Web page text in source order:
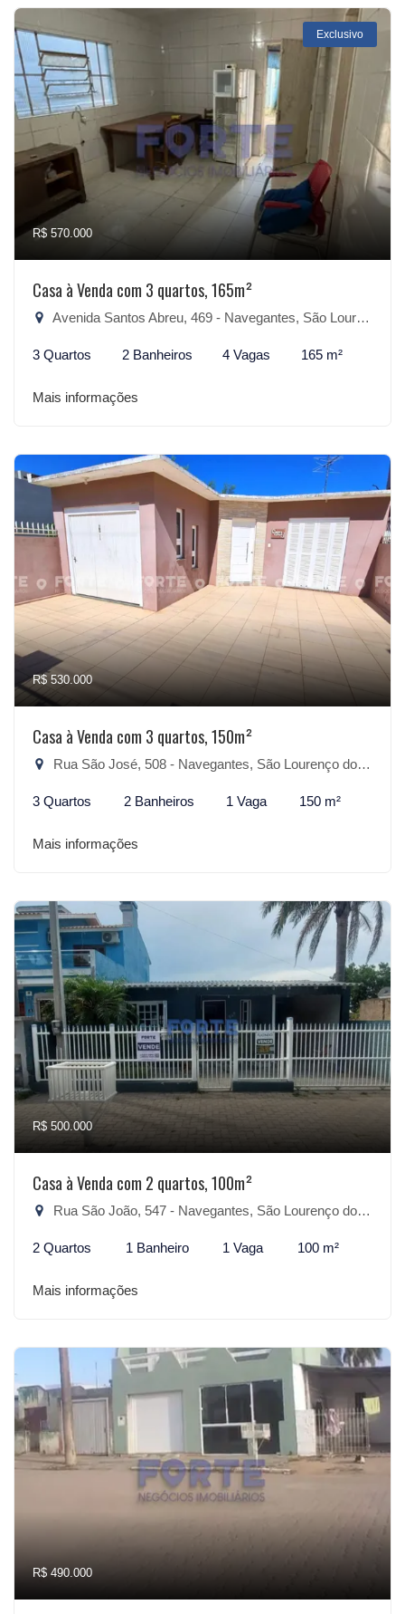
Exclusivo
R$ 570.000
Casa à Venda com 3 quartos, 165m²
Avenida Santos Abreu, 469 - Navegantes, São Lourenço do Sul-RS
3 Quartos 2 Banheiros 4 Vagas 165 m²
Mais informações
R$ 530.000
Casa à Venda com 3 quartos, 150m²
Rua São José, 508 - Navegantes, São Lourenço do Sul-RS
3 Quartos 2 Banheiros 1 Vaga 150 m²
Mais informações
R$ 500.000
Casa à Venda com 2 quartos, 100m²
Rua São João, 547 - Navegantes, São Lourenço do Sul-RS
2 Quartos 1 Banheiro 1 Vaga 100 m²
Mais informações
R$ 490.000